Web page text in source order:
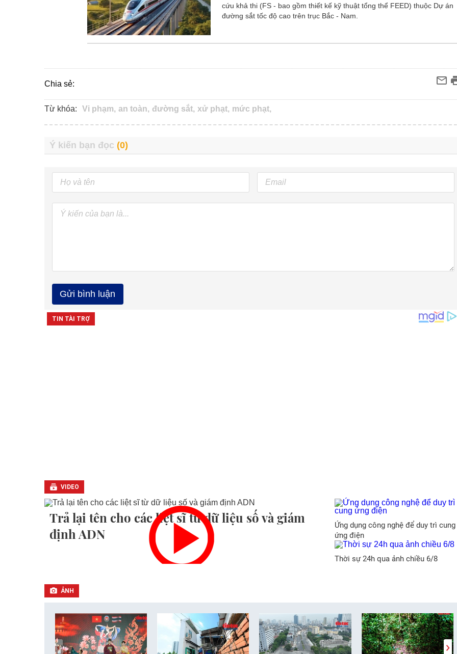
cứu khả thi (FS - bao gồm thiết kế kỹ thuật tổng thể FEED) thuộc Dự án
đường sắt tốc độ cao trên trục Bắc - Nam.
Chia sẻ:
Từ khóa: Vi phạm, an toàn, đường sắt, xử phạt, mức phạt,
VIDEO
Trả lại tên cho các liệt sĩ từ dữ liệu số và giám
định ADN
Ứng dụng công nghệ để duy trì cung
ứng điện
Thời sự 24h qua ảnh chiều 6/8
ẢNH